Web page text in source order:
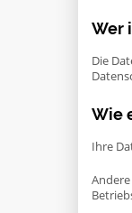
Wer
Die
Wie
Ihre